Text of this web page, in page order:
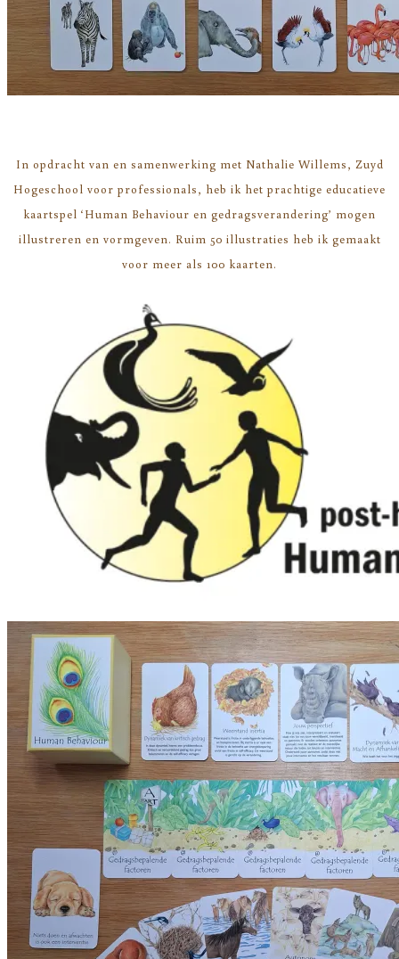
In opdracht van en samenwerking met Nathalie Willems, Zuyd
Hogeschool voor professionals, heb ik het prachtige educatieve
kaartspel ‘Human Behaviour en gedragsverandering’ mogen
illustreren en vormgeven. Ruim 50 illustraties heb ik gemaakt
voor meer als 100 kaarten.